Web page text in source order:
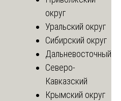
округ
Уральский округ
Сибирский округ
Дальневосточный
Северо-
Кавказский
Крымский округ